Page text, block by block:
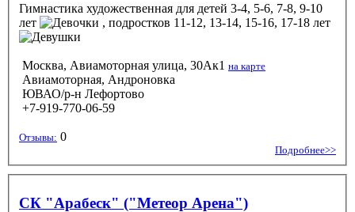
Гимнастика художественная для детей 3-4, 5-6, 7-8, 9-10
лет
, подростков 11-12, 13-14, 15-16, 17-18 лет
Москва, Авиамоторная улица, 30Ак1 на карте
Авиамоторная, Андроновка
ЮВАО/р-н Лефортово
+7-919-770-06-59
Отзывы: 0
Подробнее>>
СК "Арабеск" ("Метеор Арена")